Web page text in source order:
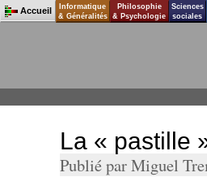
La « pastille
Publié par Miguel
Accueil
Informatique
& Généralités
Philosophie
& Psychologie
Sciences
sociales